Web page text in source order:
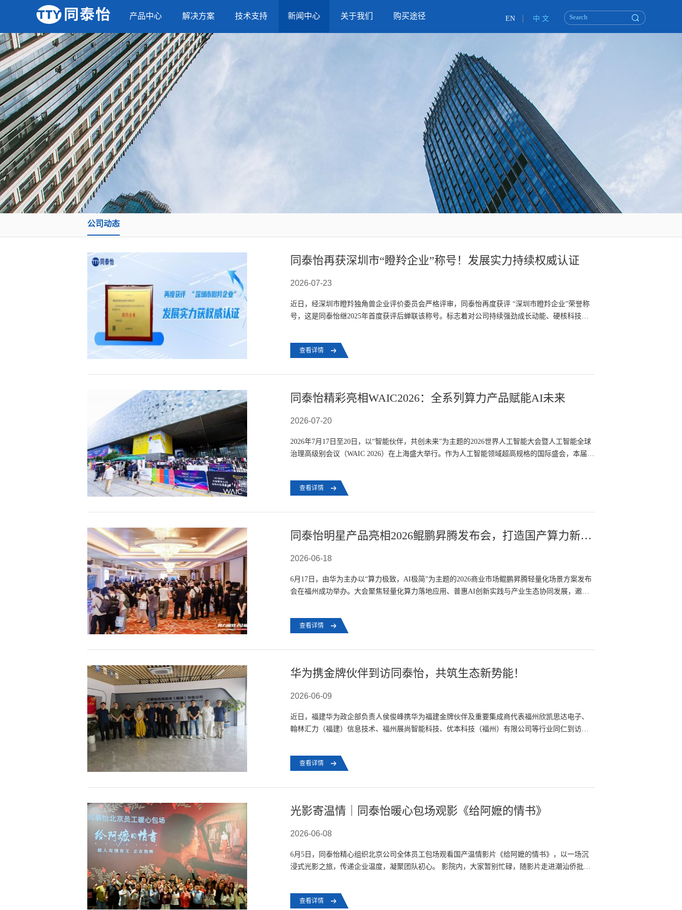
EN 中 文
产品中心 解决方案 技术支持 新闻中心 关于我们 购买途径
公司动态
同泰怡再获深圳市“瞪羚企业”称号！发展实力持续权威认证
2026-07-23
近日，经深圳市瞪羚独角兽企业评价委员会严格评审，同泰怡再度获评 “深圳市瞪羚企业”荣誉称
号，这是同泰怡继2025年首度获评后蝉联该称号。标志着对公司持续强劲成长动能、硬核科技创
查看详情
同泰怡精彩亮相WAIC2026：全系列算力产品赋能AI未来
2026-07-20
2026年7月17日至20日，以“智能伙伴，共创未来”为主题的2026世界人工智能大会暨人工智能全球
治理高级别会议（WAIC 2026）在上海盛大举行。作为人工智能领域超高规格的国际盛会，本届大
查看详情
同泰怡明星产品亮相2026鲲鹏昇腾发布会，打造国产算力新标杆
2026-06-18
6月17日，由华为主办以“算力极致，AI极简”为主题的2026商业市场鲲鹏昇腾轻量化场景方案发布
会在福州成功举办。大会聚焦轻量化算力落地应用、普惠AI创新实践与产业生态协同发展，邀请
查看详情
华为携金牌伙伴到访同泰怡，共筑生态新势能！
2026-06-09
近日，福建华为政企部负责人侯俊峰携华为福建金牌伙伴及重要集成商代表福州欣凯思达电子、
翰林汇力（福建）信息技术、福州展尚智能科技、优本科技（福州）有限公司等行业同仁到访同
查看详情
光影寄温情｜同泰怡暖心包场观影《给阿嬷的情书》
2026-06-08
6月5日，同泰怡精心组织北京公司全体员工包场观看国产温情影片《给阿嬷的情书》，以一场沉
浸式光影之旅，传递企业温度，凝聚团队初心。 影院内，大家暂别忙碌，随影片走进潮汕侨批背
查看详情